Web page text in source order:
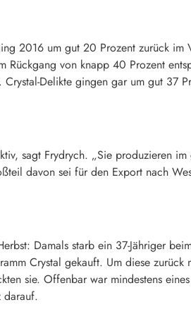
2016 um gut 20 Prozent zurück im
Rückgang von knapp 40 Prozent
Delikte gingen gar um gut 37
sagt Frydrych. „Sie produzieren
davon sei für den Export nach
Damals starb ein 37-Jähriger
Crystal gekauft. Um diese zurück
sie. Offenbar war mindestens
darauf.